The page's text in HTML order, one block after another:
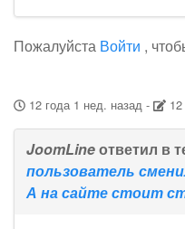
Пожалуйста Войти ,
12 года 1 нед. назад-
JoomLineответил в
пользователь
А на сайте стоит